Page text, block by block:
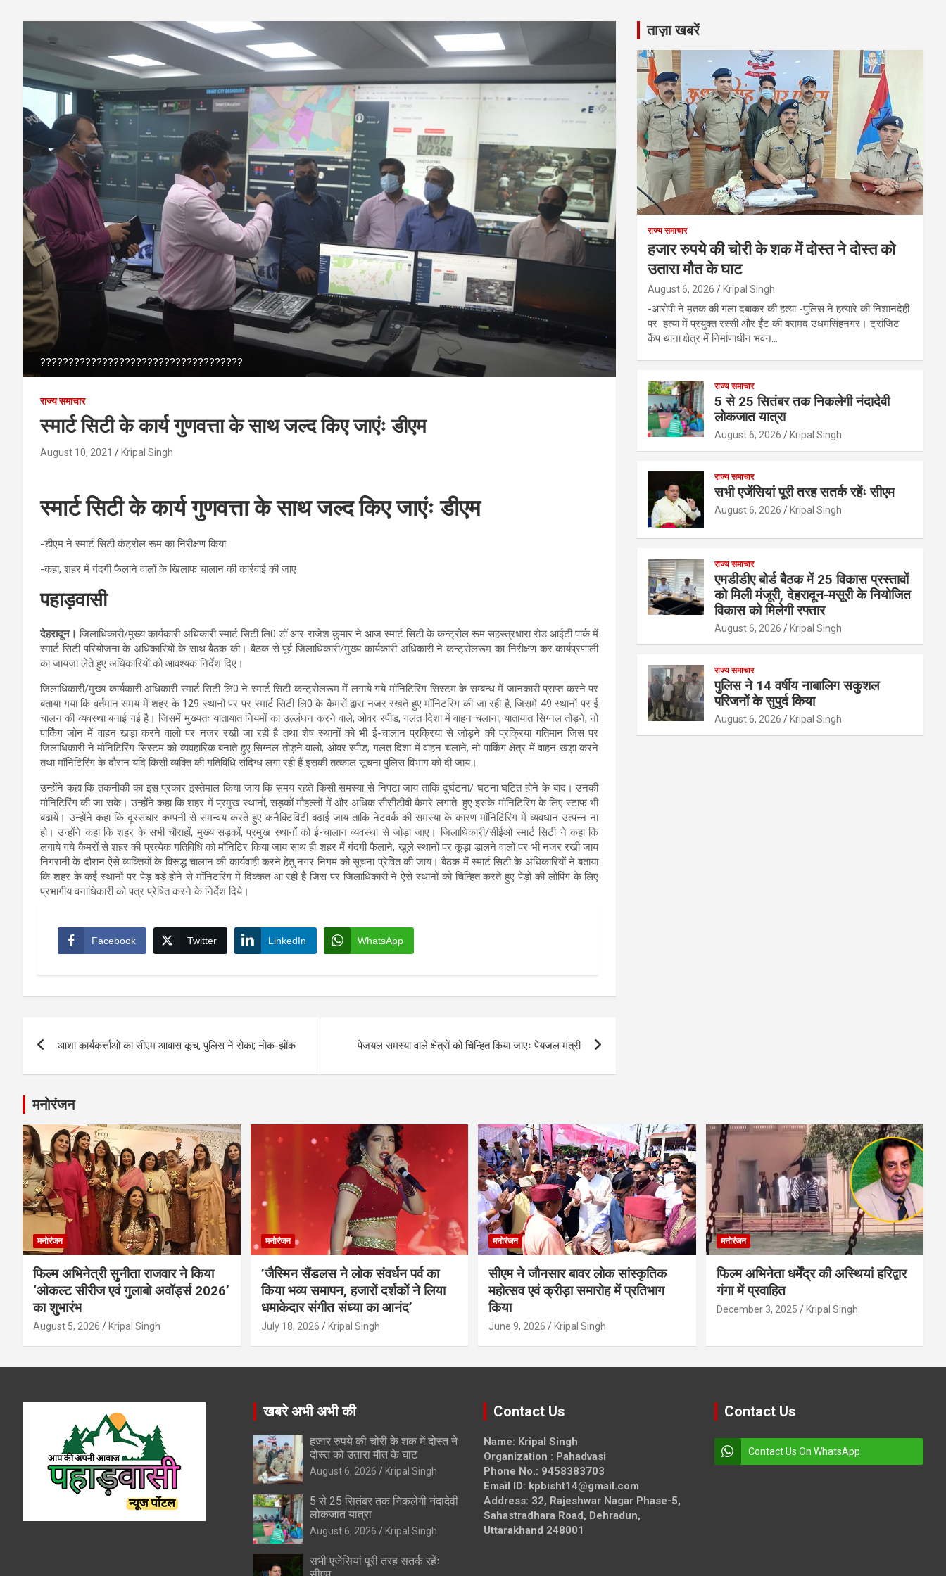
????????????????????????????????????
राज्य समाचार
स्मार्ट सिटी के कार्य गुणवत्ता के साथ जल्द किए जाएंः डीएम
August 10, 2021 Kripal Singh
स्मार्ट सिटी के कार्य गुणवत्ता के साथ जल्द किए जाएंः डीएम
-डीएम ने स्मार्ट सिटी कंट्रोल रूम का निरीक्षण किया
-कहा, शहर में गंदगी फैलाने वालों के खिलाफ चालान की कार्रवाई की जाए
पहाड़वासी
देहरादून। जिलाधिकारी/मुख्य कार्यकारी अधिकारी स्मार्ट सिटी लि0 डॉ आर राजेश कुमार ने आज स्मार्ट सिटी के कन्ट्रोल रूम सहस्त्रधारा रोड आईटी पार्क में
स्मार्ट सिटी परियोजना के अधिकारियों के साथ बैठक की। बैठक से पूर्व जिलाधिकारी/मुख्य कार्यकारी अधिकारी ने कन्ट्रोलरूम का निरीक्षण कर कार्यप्रणाली
का जायजा लेते हुए अधिकारियों को आवश्यक निर्देश दिए।
जिलाधिकारी/मुख्य कार्यकारी अधिकारी स्मार्ट सिटी लि0 ने स्मार्ट सिटी कन्ट्रोलरूम में लगाये गये मॉनिटिरिंग सिस्टम के सम्बन्ध में जानकारी प्राप्त करने पर
बताया गया कि वर्तमान समय में शहर के 129 स्थानों पर पर स्मार्ट सिटी लि0 के कैमरों द्वारा नजर रखते हुए मॉनिटरिंग की जा रही है, जिसमें 49 स्थानों पर ई
चालन की व्यवस्था बनाई गई है। जिसमें मुख्यतः यातायात नियमों का उल्लंघन करने वाले, ओवर स्पीड, गलत दिशा में वाहन चलाना, यातायात सिग्नल तोड़ने, नो
पार्किंग जोन में वाहन खड़ा करने वालो पर नजर रखी जा रही है तथा शेष स्थानों को भी ई-चालान प्रक्रिया से जोड़ने की प्रक्रिया गतिमान जिस पर
जिलाधिकारी ने मॉनिटिरिंग सिस्टम को व्यवहारिक बनाते हुए सिग्नल तोड़ने वालो, ओवर स्पीड, गलत दिशा में वाहन चलाने, नो पार्किंग क्षेत्र में वाहन खड़ा करने
तथा मॉनिटिरिंग के दौरान यदि किसी व्यक्ति की गतिविधि संदिग्ध लगा रही हैं इसकी तत्काल सूचना पुलिस विभाग को दी जाय।
उन्होंने कहा कि तकनीकी का इस प्रकार इस्तेमाल किया जाय कि समय रहते किसी समस्या से निपटा जाय ताकि दुर्घटना/ घटना घटित होने के बाद। उनकी
मॉनिटिरिंग की जा सके। उन्होंने कहा कि शहर में प्रमुख स्थानों, सड़कों मौहल्लों में और अधिक सीसीटीवी कैमरे लगाते हुए इसके मॉनिटिरिंग के लिए स्टाफ भी
बढायें। उन्होंने कहा कि दूरसंचार कम्पनी से समन्वय करते हुए कनैक्टिविटी बढाई जाय ताकि नेटवर्क की समस्या के कारण मॉनिटिरिंग में व्यवधान उत्पन्न ना
हो। उन्होंने कहा कि शहर के सभी चौराहों, मुख्य सड़कों, प्रमुख स्थानों को ई-चालान व्यवस्था से जोड़ा जाए। जिलाधिकारी/सीईओ स्मार्ट सिटी ने कहा कि
लगाये गये कैमरों से शहर की प्रत्येक गतिविधि को मॉनिटिर किया जाय साथ ही शहर में गंदगी फैलाने, खुले स्थानों पर कूड़ा डालने वालों पर भी नजर रखी जाय
निगरानी के दौरान ऐसे व्यक्तियों के विरूद्ध चालान की कार्यवाही करने हेतु नगर निगम को सूचना प्रेषित की जाय। बैठक में स्मार्ट सिटी के अधिकारियों ने बताया
कि शहर के कई स्थानों पर पेड़ बड़े होने से मॉनिटरिंग में दिक्कत आ रही है जिस पर जिलाधिकारी ने ऐसे स्थानों को चिन्हित करते हुए पेड़ों की लोपिंग के लिए
प्रभागीय वनाधिकारी को पत्र प्रेषित करने के निर्देश दिये।
Facebook Twitter LinkedIn WhatsApp
आशा कार्यकर्त्ताओं का सीएम आवास कूच, पुलिस नें रोका; नोक-झोंक पेजयल समस्या वाले क्षेत्रों को चिन्हित किया जाएः पेयजल मंत्री
ताज़ा खबरें
राज्य समाचार
हजार रुपये की चोरी के शक में दोस्त ने दोस्त को
उतारा मौत के घाट
August 6, 2026 Kripal Singh
-आरोपी ने मृतक की गला दबाकर की हत्या -पुलिस ने हत्यारे की निशानदेही
पर हत्या में प्रयुक्त रस्सी और ईंट की बरामद उधमसिंहनगर। ट्रांजिट
कैंप थाना क्षेत्र में निर्माणाधीन भवन…
राज्य समाचार
5 से 25 सितंबर तक निकलेगी नंदादेवी
लोकजात यात्रा
August 6, 2026 Kripal Singh
राज्य समाचार
सभी एजेंसियां पूरी तरह सतर्क रहेंः सीएम
August 6, 2026 Kripal Singh
राज्य समाचार
एमडीडीए बोर्ड बैठक में 25 विकास प्रस्तावों
को मिली मंजूरी, देहरादून-मसूरी के नियोजित
विकास को मिलेगी रफ्तार
August 6, 2026 Kripal Singh
राज्य समाचार
पुलिस ने 14 वर्षीय नाबालिग सकुशल
परिजनों के सुपुर्द किया
August 6, 2026 Kripal Singh
मनोरंजन
मनोरंजन
फिल्म अभिनेत्री सुनीता राजवार ने किया
‘ओकल्ट सीरीज एवं गुलाबो अवॉर्ड्स 2026’
का शुभारंभ
August 5, 2026 Kripal Singh
मनोरंजन
’जैस्मिन सैंडलस ने लोक संवर्धन पर्व का
किया भव्य समापन, हजारों दर्शकों ने लिया
धमाकेदार संगीत संध्या का आनंद’
July 18, 2026 Kripal Singh
मनोरंजन
सीएम ने जौनसार बावर लोक सांस्कृतिक
महोत्सव एवं क्रीड़ा समारोह में प्रतिभाग
किया
June 9, 2026 Kripal Singh
मनोरंजन
फिल्म अभिनेता धर्मेंद्र की अस्थियां हरिद्वार
गंगा में प्रवाहित
December 3, 2025 Kripal Singh
खबरे अभी अभी की
हजार रुपये की चोरी के शक में दोस्त ने
दोस्त को उतारा मौत के घाट
August 6, 2026 Kripal Singh
5 से 25 सितंबर तक निकलेगी नंदादेवी
लोकजात यात्रा
August 6, 2026 Kripal Singh
सभी एजेंसियां पूरी तरह सतर्क रहेंः
Contact Us
Name: Kripal Singh
Organization : Pahadvasi
Phone No.: 9458383703
Email ID: kpbisht14@gmail.com
Address: 32, Rajeshwar Nagar Phase-5,
Sahastradhara Road, Dehradun,
Uttarakhand 248001
Contact Us
Contact Us On WhatsApp